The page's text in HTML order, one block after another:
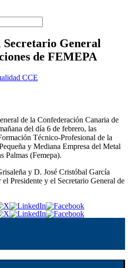
Secretario General
de FEMEPA
CCE
de la Confederación Canaria de
del día 6 de febrero, las
Técnico-Profesional de la
y Mediana Empresa del Metal
Palmas (Femepa).
y D. José Cristóbal García
Presidente y el Secretario General de